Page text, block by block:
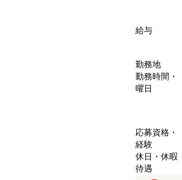
給与
勤務地
勤務時間・
曜日
応募資格・
経験
休日・休暇
待遇